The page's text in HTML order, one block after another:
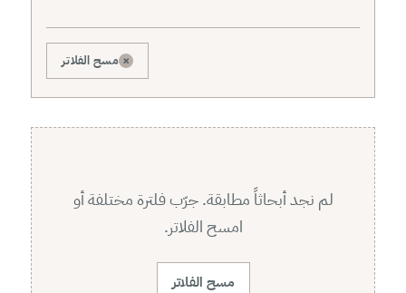
× مسح الفلاتر
لم نجد أبحاثاً مطابقة. جرّب فلترة مختلفة أو
امسح الفلاتر.
مسح الفلاتر